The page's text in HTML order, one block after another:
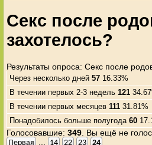
Секс после
захотелось?
Результаты опроса: Секс после
Через несколько дней57 16.33%
В течении первых 2-3 недель121
В течении первых месяцев111 31.81%
Понадобилось больше полугода60
Голосовавшие:349 . Вы ещё не
Первая 14 22 23 24